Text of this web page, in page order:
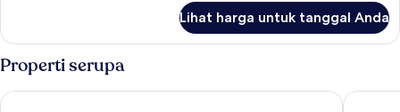
Queen,
pemandangan
kebun
Vila
Standar,
1
Tempat
Tidur
Lihat harga untuk tanggal Anda
Properti serupa
Bobocabin Ijen Banyuwangi